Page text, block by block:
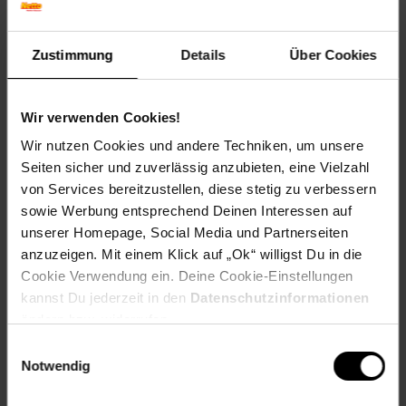
Zustimmung Details Über Cookies
Wir verwenden Cookies!
Wir nutzen Cookies und andere Techniken, um unsere
Seiten sicher und zuverlässig anzubieten, eine Vielzahl
von Services bereitzustellen, diese stetig zu verbessern
sowie Werbung entsprechend Deinen Interessen auf
unserer Homepage, Social Media und Partnerseiten
anzuzeigen. Mit einem Klick auf „Ok“ willigst Du in die
Cookie Verwendung ein. Deine Cookie-Einstellungen
kannst Du jederzeit in den Datenschutzinformationen
Notwendig
Frucht: Keine Frucht
Blattform: Eiförmig
Standort und Pflege
Pflegeaufwand: Wenig,Gering
Lichtbedarf: Sonnig
Wasserbedarf: Gering
Rückschnitt: Leichter Rückschnitt nach der Blüte.
Schnittverträglichkeit: Gut
Bodenansprüche: durchlässig und kalkhaltig
Nährstoffgehalt: Mittel
Frosthärte: bis -20 °C
Verwendung: Im Staudenbeet,Steingarten, Bodendecker,
Trockenmauer, Kübelpflanze, Bienenweide
Eigenschaften